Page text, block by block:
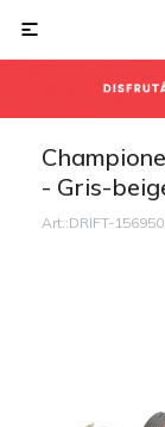

- Gris-
DRIFT-156950